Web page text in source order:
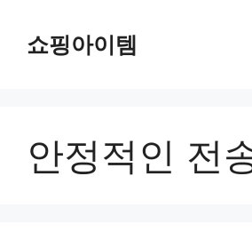
쇼핑아이템
안정적인 전